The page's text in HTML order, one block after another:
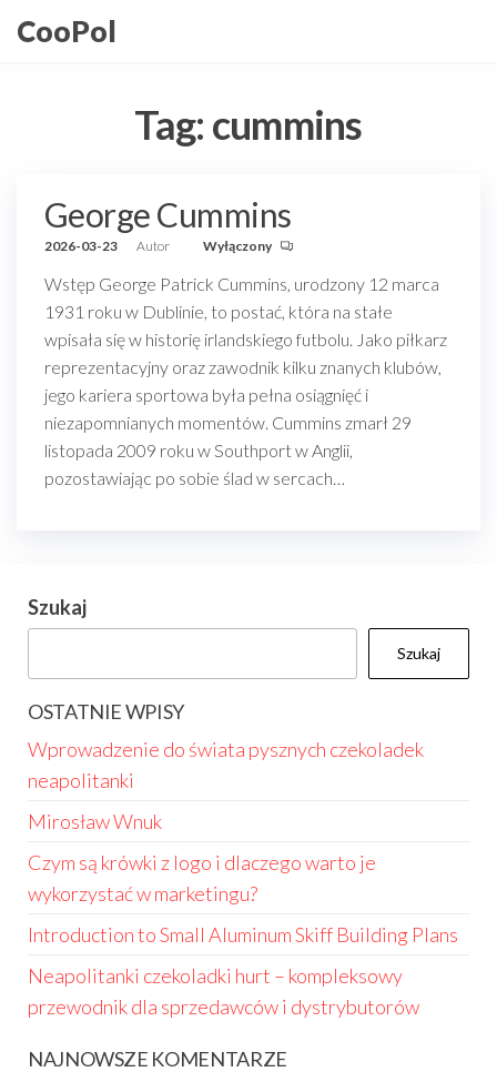
doCooPol
Tag: cummins
George Cummins
2026-03-23 Autor Wyłączony
Wstęp George Patrick Cummins, urodzony 12 marca
1931 roku w Dublinie, to postać, która na stałe
wpisała się w historię irlandskiego futbolu. Jako piłkarz
reprezentacyjny oraz zawodnik kilku znanych klubów,
jego kariera sportowa była pełna osiągnięć i
niezapomnianych momentów. Cummins zmarł 29
listopada 2009 roku w Southport w Anglii,
pozostawiając po sobie ślad w sercach…
Szukaj
Szukaj
OSTATNIE WPISY
Wprowadzenie do świata pysznych czekoladek
neapolitanki
Mirosław Wnuk
Czym są krówki z logo i dlaczego warto je
wykorzystać w marketingu?
Introduction to Small Aluminum Skiff Building Plans
Neapolitanki czekoladki hurt – kompleksowy
przewodnik dla sprzedawców i dystrybutorów
NAJNOWSZE KOMENTARZE